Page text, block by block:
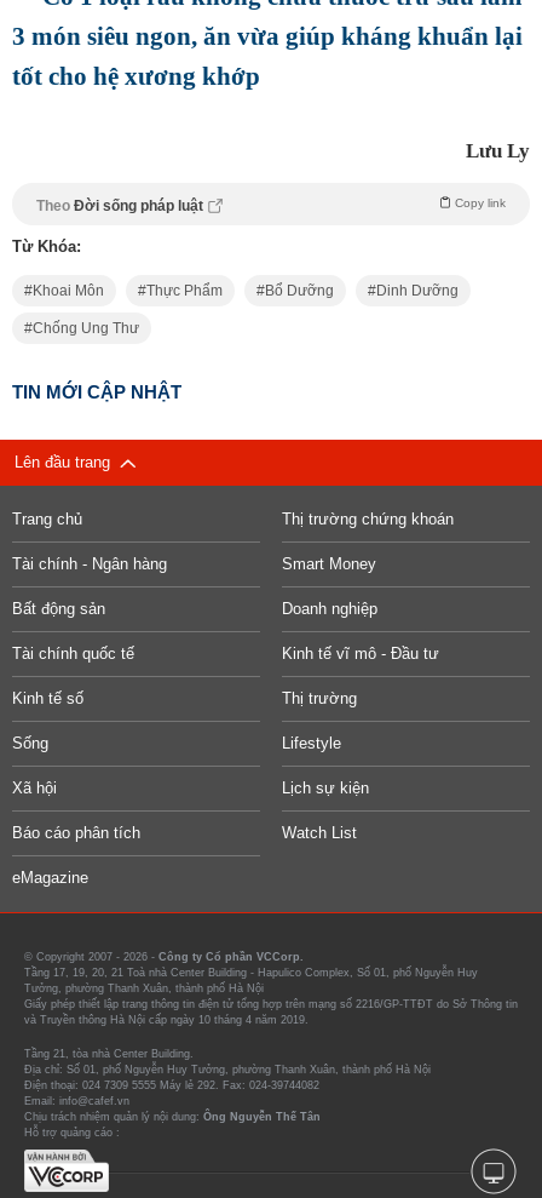
3 món siêu ngon, ăn vừa giúp kháng khuẩn lại
tốt cho hệ xương khớp
Lưu Ly
Theo Đời sống pháp luật Copy link
Từ Khóa:
Khoai Môn Thực Phẩm Bổ Dưỡng Dinh Dưỡng
Chống Ung Thư
TIN MỚI CẬP NHẬT
Lên đầu trang
Trang chủ Thị trường chứng khoán
Tài chính - Ngân hàng Smart Money
Bất động sản Doanh nghiệp
Tài chính quốc tế Kinh tế vĩ mô - Đầu tư
Kinh tế số Thị trường
Sống Lifestyle
Xã hội Lịch sự kiện
Báo cáo phân tích Watch List
eMagazine
© Copyright 2007 - 2026 - Công ty Cổ phần VCCorp.
Tầng 17, 19, 20, 21 Toà nhà Center Building - Hapulico Complex, Số 01, phố Nguyễn Huy
Tưởng, phường Thanh Xuân, thành phố Hà Nội
Giấy phép thiết lập trang thông tin điện tử tổng hợp trên mạng số 2216/GP-TTĐT do Sở Thông tin
và Truyền thông Hà Nội cấp ngày 10 tháng 4 năm 2019.
Tầng 21, tòa nhà Center Building.
Địa chỉ: Số 01, phố Nguyễn Huy Tưởng, phường Thanh Xuân, thành phố Hà Nội
Điện thoại: 024 7309 5555 Máy lẻ 292. Fax: 024-39744082
Email: info@cafef.vn
Chịu trách nhiệm quản lý nội dung: Ông Nguyễn Thế Tân
Hỗ trợ quảng cáo :